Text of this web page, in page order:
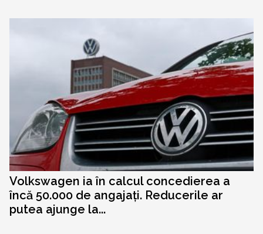
Volkswagen ia în calcul concedierea a
încă 50.000 de angajați. Reducerile ar
putea ajunge la...